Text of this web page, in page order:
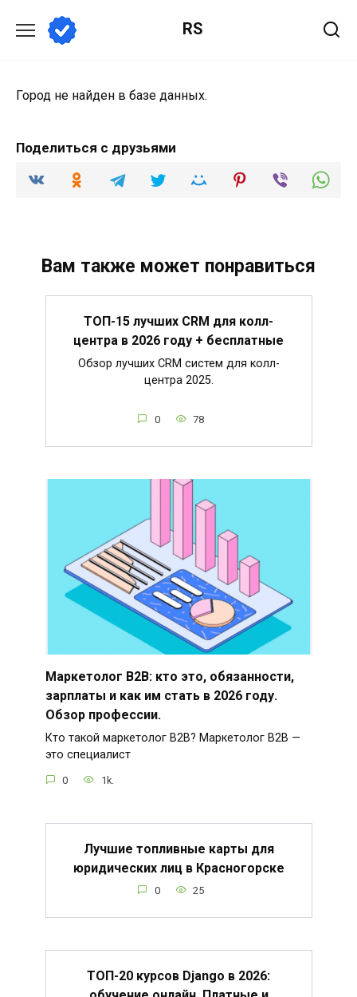
содержанию
RS
Город не найден в базе данных.
Поделиться с друзьями
Вам также может понравиться
ТОП-15 лучших CRM для колл-
центра в 2026 году + бесплатные
Обзор лучших CRM систем для колл-
центра 2025.
0 78
Маркетолог B2B: кто это, обязанности,
зарплаты и как им стать в 2026 году.
Обзор профессии.
Кто такой маркетолог B2B? Маркетолог B2B —
это специалист
0 1k.
Лучшие топливные карты для
юридических лиц в Красногорске
0 25
ТОП-20 курсов Django в 2026: